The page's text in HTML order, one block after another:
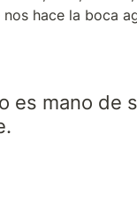
hace la boca
es mano de